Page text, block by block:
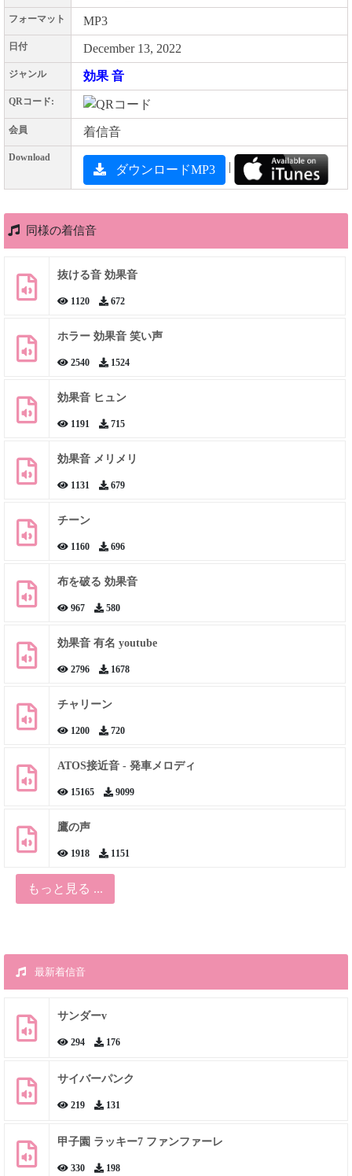
フォーマット MP3
日付 December 13, 2022
ジャンル 効果 音
QRコード:
会員 着信音
Download
ダウンロードMP3 |
同様の着信音
抜ける音 効果音
1120 672
ホラー 効果音 笑い声
2540 1524
効果音 ヒュン
1191 715
効果音 メリメリ
1131 679
チーン
1160 696
布を破る 効果音
967 580
効果音 有名 youtube
2796 1678
チャリーン
1200 720
ATOS接近音 - 発車メロディ
15165 9099
鷹の声
1918 1151
もっと見る ...
最新着信音
サンダーv
294 176
サイバーパンク
219 131
甲子園 ラッキー7 ファンファーレ
330 198